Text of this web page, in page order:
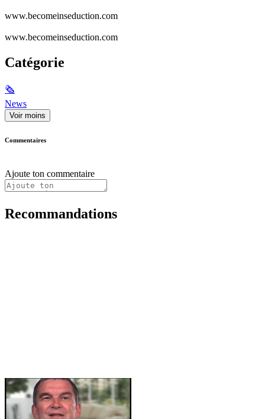
www.becomeinseduction.com
www.becomeinseduction.com
Catégorie
🗞
News
Voir moins
Commentaires
Ajoute ton commentaire
Recommandations